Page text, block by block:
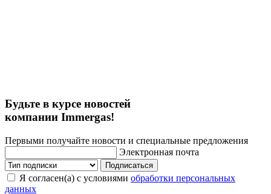
Будьте в курсе новостей
компании Immergas!
Первыми получайте новости и специальные предложения
Электронная почта
Подписаться
Я согласен(а) с условиями обработки персональных
данных